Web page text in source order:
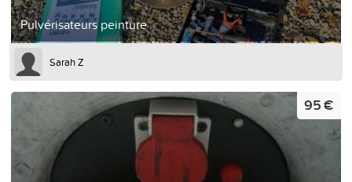
Pulvérisateurs peinture
Sarah Z
95 €